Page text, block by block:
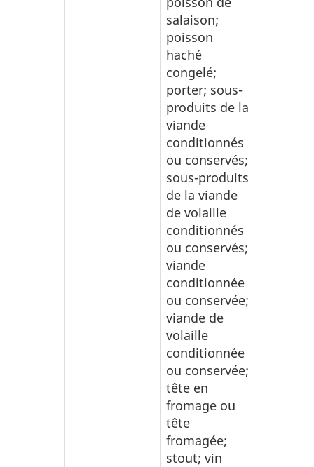
salaison;
poisson
haché
congelé;
porter; sous-
produits de la
viande
conditionnés
ou conservés;
sous-produits
de la viande
de volaille
conditionnés
ou conservés;
viande
conditionnée
ou conservée;
viande de
volaille
conditionnée
ou conservée;
tête en
fromage ou
tête
fromagée;
stout; vin